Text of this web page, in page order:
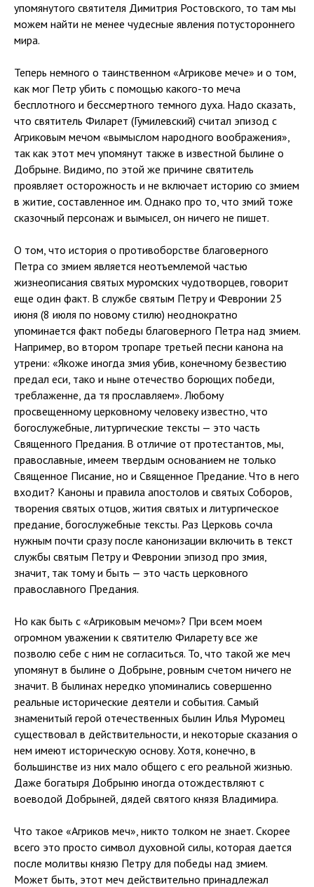
упомянутого святителя Димитрия Ростовского, то там мы
можем найти не менее чудесные явления потустороннего
мира.
Теперь немного о таинственном «Агрикове мече» и о том,
как мог Петр убить с помощью какого-то меча
бесплотного и бессмертного темного духа. Надо сказать,
что святитель Филарет (Гумилевский) считал эпизод с
Агриковым мечом «вымыслом народного воображения»,
так как этот меч упомянут также в известной былине о
Добрыне. Видимо, по этой же причине святитель
проявляет осторожность и не включает историю со змием
в житие, составленное им. Однако про то, что змий тоже
сказочный персонаж и вымысел, он ничего не пишет.
О том, что история о противоборстве благоверного
Петра со змием является неотъемлемой частью
жизнеописания святых муромских чудотворцев, говорит
еще один факт. В службе святым Петру и Февронии 25
июня (8 июля по новому стилю) неоднократно
упоминается факт победы благоверного Петра над змием.
Например, во втором тропаре третьей песни канона на
утрени: «Якоже иногда змия убив, конечному безвестию
предал еси, тако и ныне отечество борющих победи,
треблаженне, да тя прославляем». Любому
просвещенному церковному человеку известно, что
богослужебные, литургические тексты — это часть
Священного Предания. В отличие от протестантов, мы,
православные, имеем твердым основанием не только
Священное Писание, но и Священное Предание. Что в него
входит? Каноны и правила апостолов и святых Соборов,
творения святых отцов, жития святых и литургическое
предание, богослужебные тексты. Раз Церковь сочла
нужным почти сразу после канонизации включить в текст
службы святым Петру и Февронии эпизод про змия,
значит, так тому и быть — это часть церковного
православного Предания.
Но как быть с «Агриковым мечом»? При всем моем
огромном уважении к святителю Филарету все же
позволю себе с ним не согласиться. То, что такой же меч
упомянут в былине о Добрыне, ровным счетом ничего не
значит. В былинах нередко упоминались совершенно
реальные исторические деятели и события. Самый
знаменитый герой отечественных былин Илья Муромец
существовал в действительности, и некоторые сказания о
нем имеют историческую основу. Хотя, конечно, в
большинстве из них мало общего с его реальной жизнью.
Даже богатыря Добрыню иногда отождествляют с
воеводой Добрыней, дядей святого князя Владимира.
Что такое «Агриков меч», никто толком не знает. Скорее
всего это просто символ духовной силы, которая дается
после молитвы князю Петру для победы над змием.
Может быть, этот меч действительно принадлежал